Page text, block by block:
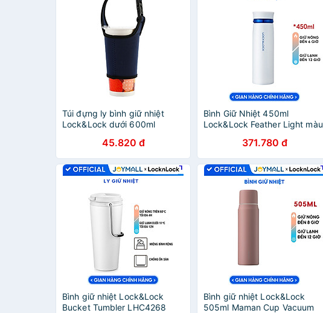
Túi đựng ly bình giữ nhiệt
Lock&Lock dưới 600ml
LHC4140 - JoyMall
45.820 đ
Bình Giữ Nhiệt 450ml
Lock&Lock Feather Light màu
Hàng chính hãng - JoyMall
371.780 đ
Bình giữ nhiệt Lock&Lock
Bucket Tumbler LHC4268
Bình giữ nhiệt Lock&Lock
505ml Maman Cup Vacuum